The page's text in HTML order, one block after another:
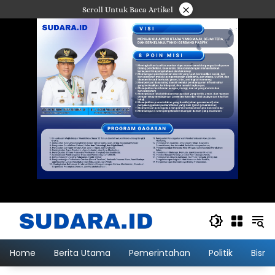
ke
Scroll Untuk Baca Artikel ×
Home Berita Utama Pemerintahan Politik